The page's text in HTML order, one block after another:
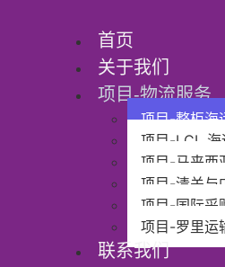
首页
关于我们
项目-物流服务​
项目-整柜海
项目-LCL 海
项目-马来西
项目-清关与
项目-国际采
项目-罗里运
联系我们​